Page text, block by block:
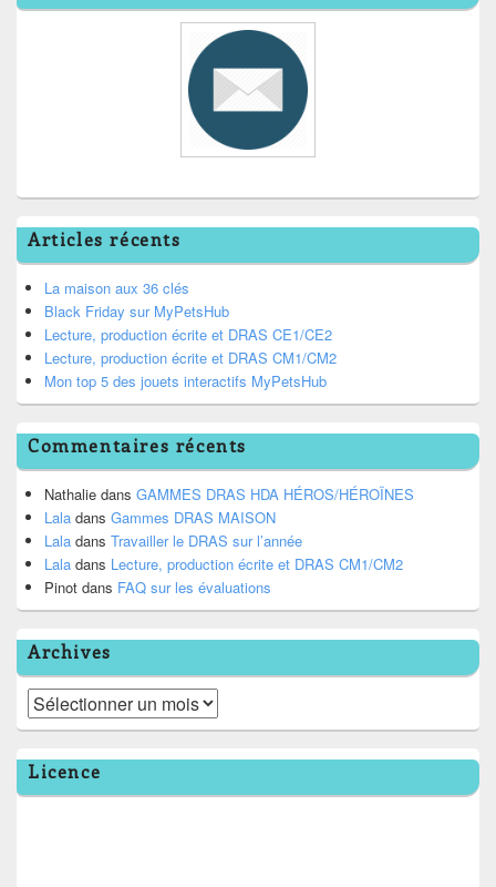
Articles récents
La maison aux 36 clés
Black Friday sur MyPetsHub
Lecture, production écrite et DRAS CE1/CE2
Lecture, production écrite et DRAS CM1/CM2
Mon top 5 des jouets interactifs MyPetsHub
Commentaires récents
Nathalie dans GAMMES DRAS HDA HÉROS/HÉROÏNES
Lala dans Gammes DRAS MAISON
Lala dans Travailler le DRAS sur l’année
Lala dans Lecture, production écrite et DRAS CM1/CM2
Pinot dans FAQ sur les évaluations
Archives
Archives
Licence